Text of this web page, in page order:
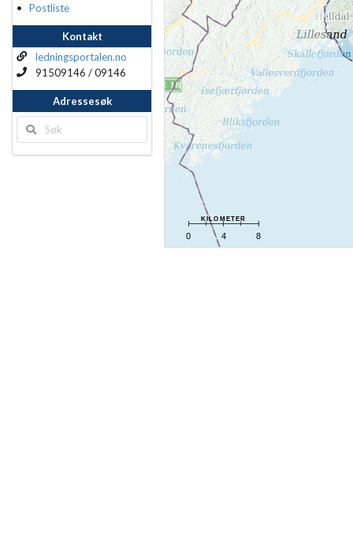
Postliste
Kontakt
ledningsportalen.no
91509146 / 09146
Adressesøk
kilometer
0
4 8